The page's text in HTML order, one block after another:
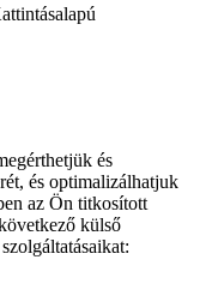
és
és optimalizálhatjuk
az Ön titkosított
külső